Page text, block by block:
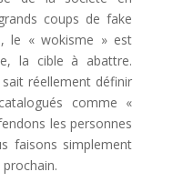
coups de fake
le « wokisme » est
la cible à abattre.
réellement définir
comme «
les personnes
faisons simplement